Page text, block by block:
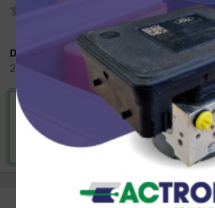
Da nuovadiesel2024
20 Febbraio
Meccatronica
VAI ALLA
Risolta da